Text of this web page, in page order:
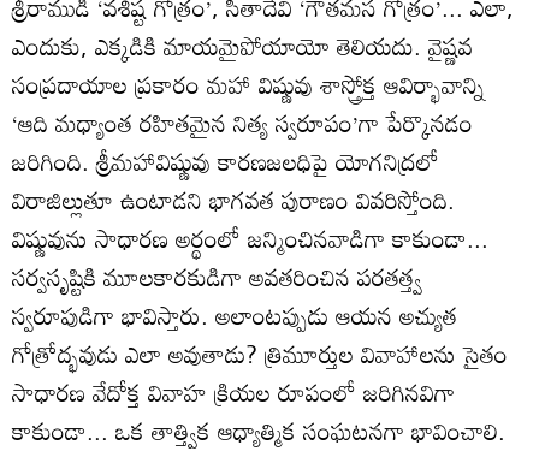
ఎందుకు, ఎక్కడికి మాయమైపోయాయో తెలియదు. వైష్ణవ
సంప్రదాయాల ప్రకారం మహా విష్ణువు శాస్త్రోక్త ఆవిర్భావాన్ని
‘ఆది మధ్యాంత రహితమైన నిత్య స్వరూపం’గా పేర్కొనడం
జరిగింది. శ్రీమహావిష్ణువు కారణజలధిపై యోగనిద్రలో
విరాజిల్లుతూ ఉంటాడని భాగవత పురాణం వివరిస్తోంది.
విష్ణువును సాధారణ అర్థంలో జన్మించినవాడిగా కాకుండా...
సర్వసృష్టికి మూలకారకుడిగా అవతరించిన పరతత్త్వ
స్వరూపుడిగా భావిస్తారు. అలాంటప్పుడు ఆయన అచ్యుత
గోత్రోద్భవుడు ఎలా అవుతాడు? త్రిమూర్తుల వివాహాలను సైతం
సాధారణ వేదోక్త వివాహ క్రియల రూపంలో జరిగినవిగా
కాకుండా... ఒక తాత్త్విక ఆధ్యాత్మిక సంఘటనగా భావించాలి.